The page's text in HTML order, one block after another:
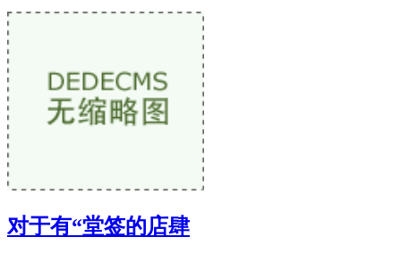
对于有“堂签的店肆